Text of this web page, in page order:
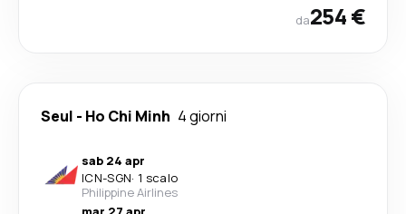
da254 €
Seul - Ho Chi Minh 4 giorni
sab 24 apr
ICN-SGN· 1 scalo
Philippine Airlines